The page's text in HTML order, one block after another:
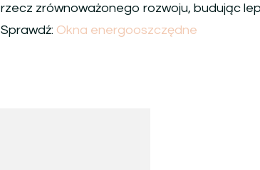
rzecz zrównoważonego rozwoju, budując
Sprawdź: Okna energooszczędne